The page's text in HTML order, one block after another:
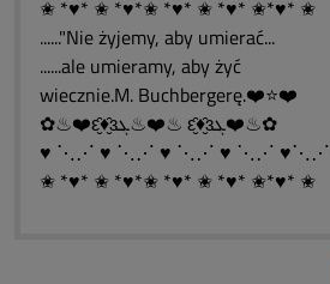
✬ *♥* ✬ *♥*✬ *♥* ✬ *♥* ✬*♥* ✬
......"Nie żyjemy, aby umierać...
......ale umieramy, aby żyć
wiecznie.M. Buchbergerę.❤️⭐❤️
✿♨❤️ԑ̮̑♦̮̑ɜܓ♨❤️♨ ԑ̮̑♦̮̑ɜܓ❤️♨✿
♥ ⋱⋰ ♥ ⋱⋰ ♥ ⋱⋰ ♥ ⋱⋰
✬ *♥* ✬ *♥*✬ *♥* ✬ *♥* ✬*♥* ✬